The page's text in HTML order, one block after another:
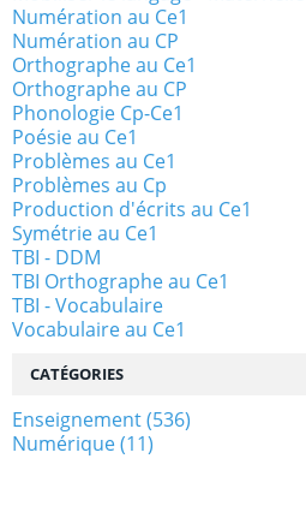
Numération au Ce1
Numération au CP
Orthographe au Ce1
Orthographe au CP
Phonologie Cp-Ce1
Poésie au Ce1
Problèmes au Ce1
Problèmes au Cp
Production d'écrits au Ce1
Symétrie au Ce1
TBI - DDM
TBI Orthographe au Ce1
TBI - Vocabulaire
Vocabulaire au Ce1
CATÉGORIES
Enseignement(536)
Numérique(11)